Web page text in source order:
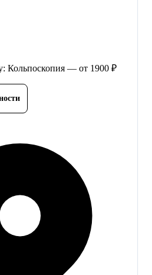
Кольпоскопия — от 1900 ₽